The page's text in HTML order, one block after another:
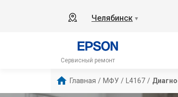
Челябинск ▼
Сервисный ремонт
Главная / МФУ / L4167 /